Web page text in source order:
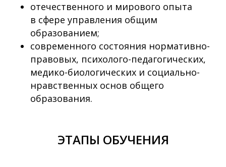
отечественного и мирового опыта
в сфере управления общим
образованием;
современного состояния нормативно-
правовых, психолого-педагогических,
медико-биологических и социально-
нравственных основ общего
образования.
ЭТАПЫ ОБУЧЕНИЯ